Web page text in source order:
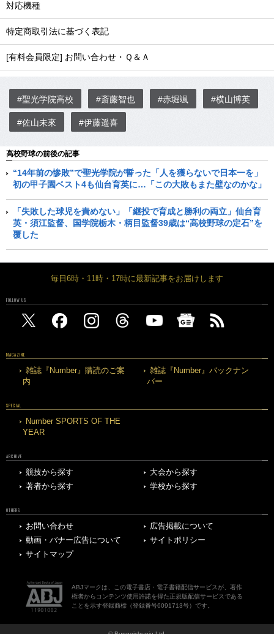
対応機種
特定商取引法に基づく表記
[有料会員限定] お問い合わせ・Ｑ＆Ａ
#聖光学院高校 #斎藤智也 #赤堀颯 #横山博英
#佐山未來 #伊藤遥喜
高校野球の前後の記事
“14年前の惨敗”で聖光学院が誓った「人を獲らないで日本一を」
初の甲子園ベスト4も仙台育英に…「この大敗もまた壁なのかな」
「失敗した球児を責めない」「継投で育成と勝利の両立」仙台育
英・須江監督、国学院栃木・柄目監督39歳は“高校野球の定石”を
覆した
毎日6時・11時・17時に最新記事をお届けします
FOLLOW US
MAGAZINE
雑誌『Number』購読のご案
内
雑誌『Number』バックナン
バー
SPECIAL
Number SPORTS OF THE
YEAR
ARCHIVE
競技から探す
大会から探す
著者から探す
学校から探す
OTHERS
お問い合わせ
広告掲載について
動画・バナー広告について
サイトポリシー
サイトマップ
ABJマークは、この電子書店・電子書籍配信サービスが、著作
権者からコンテンツ使用許諾を得た正規版配信サービスである
ことを示す登録商標（登録番号6091713号）です。